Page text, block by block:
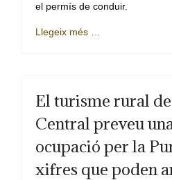
el permís de conduir.
Llegeix més …
El turisme rural
Central preveu
ocupació per la
xifres que poden